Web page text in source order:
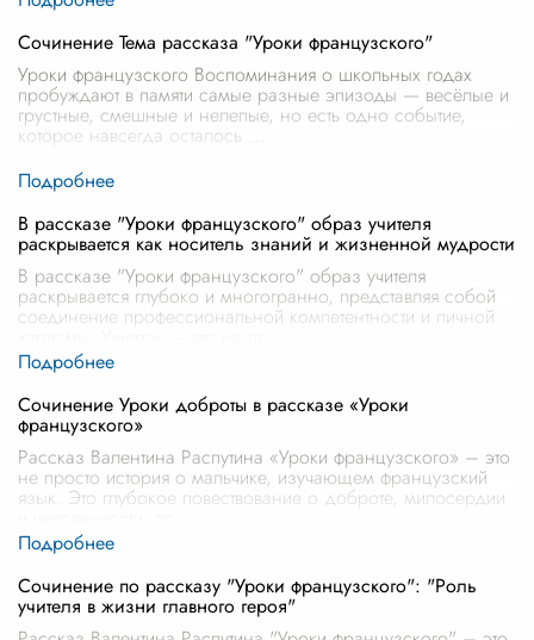
Сочинение Тема рассказа "Уроки французского"
Уроки французского Воспоминания о школьных годах
пробуждают в памяти самые разные эпизоды — весёлые и
грустные, смешные и нелепые, но есть одно событие,
которое навсегда осталось
В рассказе "Уроки французского" образ учителя
раскрывается как носитель знаний и жизненной мудрости
В рассказе "Уроки французского" образ учителя
раскрывается глубоко и многогранно, представляя собой
соединение профессиональной компетентности и личной
Сочинение Уроки доброты в рассказе «Уроки
французского»
Рассказ Валентина Распутина «Уроки французского» – это
не просто история о мальчике, изучающем французский
язык. Это глубокое повествование о доброте, милосердии
Сочинение по рассказу "Уроки французского": "Роль
учителя в жизни главного героя"